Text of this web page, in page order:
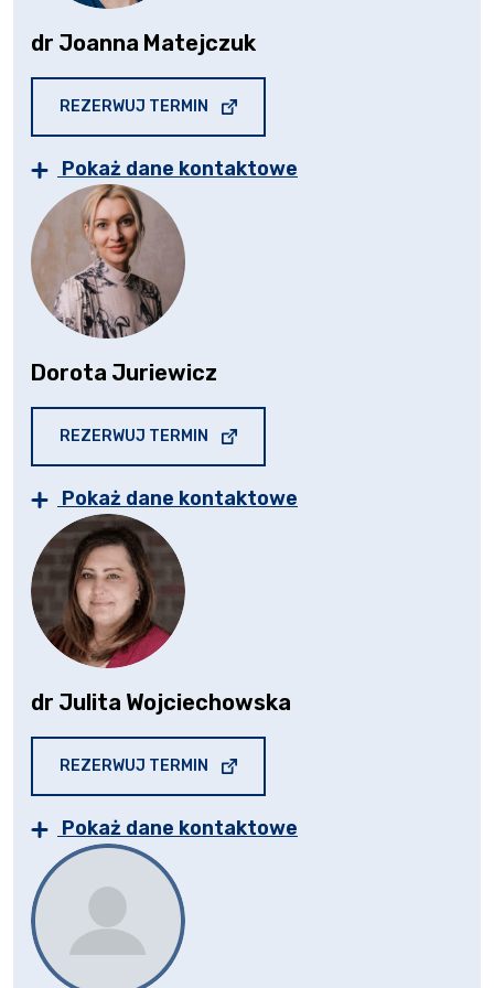
dr Joanna Matejczuk
REZERWUJ TERMIN STRONA OTWIERA SIĘ W NOWEJ
Pokaż dane kontaktowe
Dorota Juriewicz
REZERWUJ TERMIN STRONA OTWIERA SIĘ W NOWEJ
Pokaż dane kontaktowe
dr Julita Wojciechowska
REZERWUJ TERMIN STRONA OTWIERA SIĘ W NOWEJ
Pokaż dane kontaktowe